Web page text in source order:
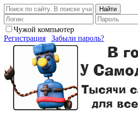
Найти
Чужой компьютер
Регистрация
Забыли пароль?